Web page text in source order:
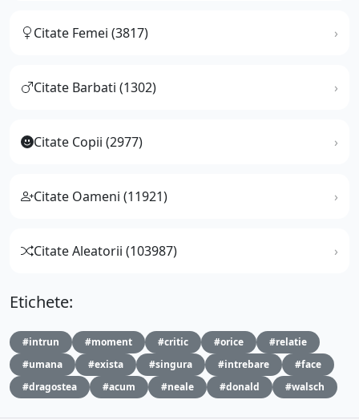
Citate Femei (3817)
Citate Barbati (1302)
Citate Copii (2977)
Citate Oameni (11921)
Citate Aleatorii (103987)
Etichete:
#intrun #moment #critic #orice
#relatie
#umana
#exista #singura #intrebare
#face
#dragostea
#acum #neale #donald #walsch